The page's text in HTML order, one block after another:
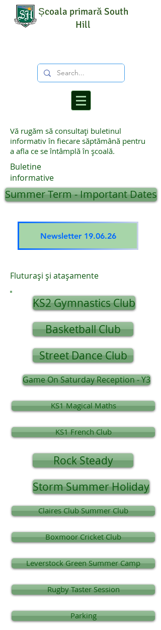
Școala primară South
Hill
Vă rugăm să consultați buletinul
informativ în fiecare săptămână pentru
a afla ce se întâmplă în școală.
Buletine
informative
Summer Term - Important Dates
Newsletter 19.06.26
Fluturași și atașamente
KS2 Gymnastics Club
Basketball Club
Street Dance Club
Game On Saturday Reception - Y3
KS1 Magical Maths
KS1 French Club
Rock Steady
Storm Summer Holiday
Claires Club Summer Club
Boxmoor Cricket Club
Leverstock Green Summer Camp
Rugby Taster Session
Parking